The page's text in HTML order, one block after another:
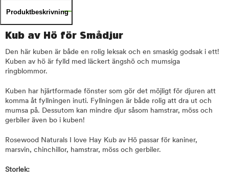
Produktbeskrivning
Kub av Hö för Smådjur
Den här kuben är både en rolig leksak och en smaskig godsak i ett!
Kuben av hö är fylld med läckert ängshö och mumsiga
ringblommor.
Kuben har hjärtformade fönster som gör det möjligt för djuren att
komma åt fyllningen inuti. Fyllningen är både rolig att dra ut och
mumsa på. Dessutom kan mindre djur såsom hamstrar, möss och
gerbiler även bo i kuben!
Rosewood Naturals I love Hay Kub av Hö passar för kaniner,
marsvin, chinchillor, hamstrar, möss och gerbiler.
Storlek: